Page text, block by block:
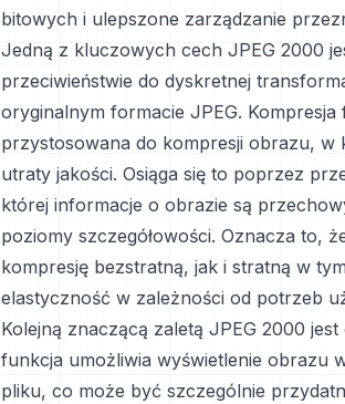
bitowych i ulepszone zarządzanie
Jedną z kluczowych cech JPEG 2000
przeciwieństwie do dyskretnej
oryginalnym formacie JPEG.
przystosowana do kompresji obrazu, w
utraty jakości. Osiąga się to poprzez
której informacje o obrazie są
poziomy szczegółowości. Oznacza to,
kompresję bezstratną, jak i stratną w
elastyczność w zależności od potrzeb
Kolejną znaczącą zaletą JPEG 2000
funkcja umożliwia wyświetlenie obrazu
pliku, co może być szczególnie